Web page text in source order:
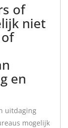
of
niet
en
uitdaging
mogelijk